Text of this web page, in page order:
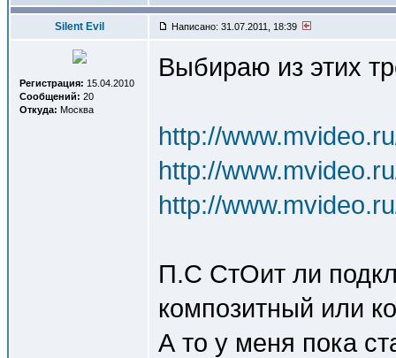
Silent Evil Написано: 31.07.2011, 18:39
Регистрация: 15.04.2010
Сообщений: 20
Откуда: Москва
Выбираю из этих
http://
http://
http://
П.С СтОит ли
композитный или
А то у меня пока